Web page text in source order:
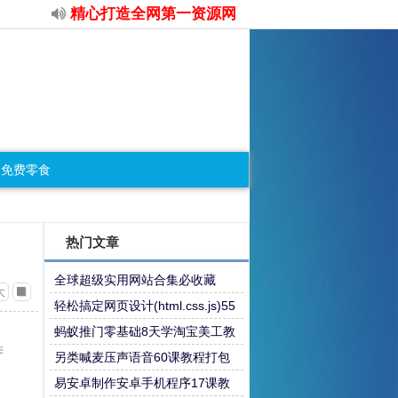
精心打造全网第一资源网
免费零食
热门文章
全球超级实用网站合集必收藏
轻松搞定网页设计(html.css.js)55
课教程
蚂蚁推门零基础8天学淘宝美工教
程
另类喊麦压声语音60课教程打包
易安卓制作安卓手机程序17课教